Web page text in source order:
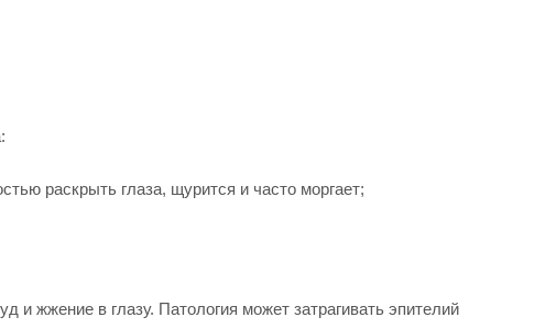
раскрыть глаза, щурится и часто моргает;
и жжение в глазу. Патология может затрагивать эпителий